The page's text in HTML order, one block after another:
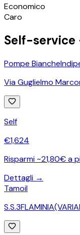
Economico
Caro
Self-service
Pompe Bianche
Via Guglielmo
Self
€1,624
Risparmi ~21,80€ a
Dettagli →
Tamoil